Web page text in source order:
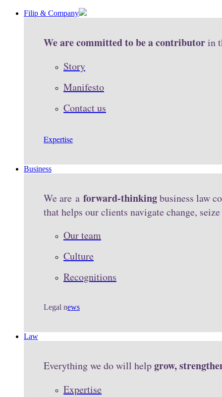
Filip & Company
We are committed to be a contributorin
Story
Manifesto
Contact us
Expertise
Business
We are a forward-thinkingbusiness law
that helps our clients navigate change,
Our team
Culture
Recognitions
Legal news
Law
Everything we do will helpgrow,
Expertise